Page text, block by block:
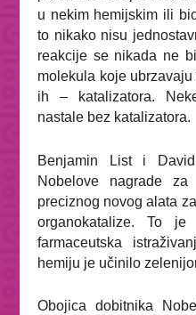
u nekim hemijskim ili
to nikako nisu
reakcije se nikada ne
molekula koje
ih – katalizatora.
nastale bez katalizatora.
Benjamin List i
Nobelove nagrade
preciznog novog alata
organokatalize. To
farmaceutska
hemiju je učinilo
Obojica dobitnika